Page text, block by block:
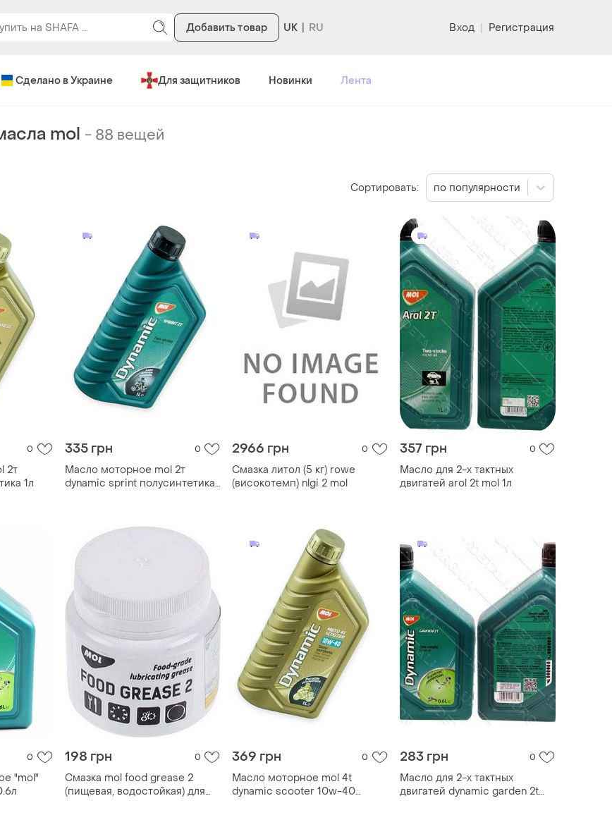
Добавить товар UK Вход | Регистрация
Сделано в Украине Для защитников Новинки Лента
mol - 88 вещей
0
2т
1л
335 грн 0
Масло моторное mol 2т
dynamic sprint полусинтетика
2966 грн 0
Смазка литол (5 кг) rowe
(високотемп) nlgi 2 mol
357 грн 0
Масло для 2-х тактных
двигатей arol 2t mol 1л
0
"mol"
198 грн 0
Смазка mol food grease 2
(пищевая, водостойкая) для
369 грн 0
Масло моторное mol 4t
dynamic scooter 10w-40
283 грн 0
Масло для 2-х тактных
двигатей dynamic garden 2t
Сортировать: по популярности